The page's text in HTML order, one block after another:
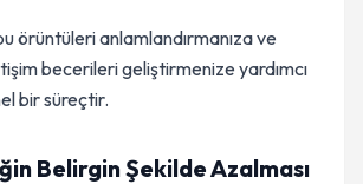
örüntüleri anlamlandırmanıza ve
becerileri geliştirmenize yardımcı
bir süreçtir.
Belirgin Şekilde Azalması